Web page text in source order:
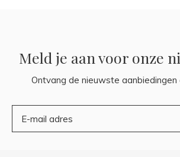
Meld je aan voor onze
Ontvang de nieuwste